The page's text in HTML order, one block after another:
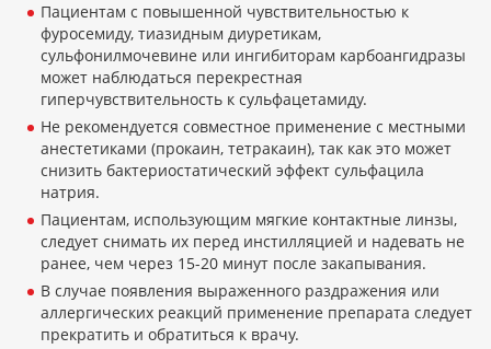
Пациентам с повышенной чувствительностью к
фуросемиду, тиазидным диуретикам,
сульфонилмочевине или ингибиторам карбоангидразы
может наблюдаться перекрестная
гиперчувствительность к сульфацетамиду.
Не рекомендуется совместное применение с местными
анестетиками (прокаин, тетракаин), так как это может
снизить бактериостатический эффект сульфацила
натрия.
Пациентам, использующим мягкие контактные линзы,
следует снимать их перед инстилляцией и надевать не
ранее, чем через 15-20 минут после закапывания.
В случае появления выраженного раздражения или
аллергических реакций применение препарата следует
прекратить и обратиться к врачу.